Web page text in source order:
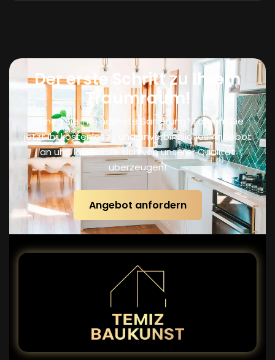
Der erste Schritt zu Ihrem
Traumraum!
Planen Sie Ihre nächste Sanierung? Fordern Sie
jetzt Ihr kostenloses und unverbindliches Angebot
an und lassen Sie sich von unserer Qualität
überzeugen!
Angebot anfordern